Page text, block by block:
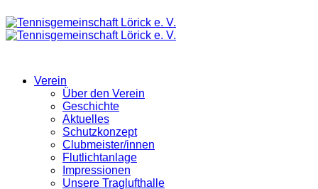
Verein
Über den Verein
Geschichte
Aktuelles
Schutzkonzept
Clubmeister/innen
Flutlichtanlage
Impressionen
Unsere Traglufthalle